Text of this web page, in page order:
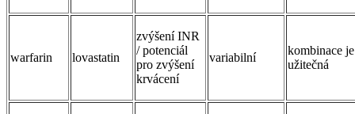
warfarin lovastatin
zvýšení INR
/ potenciál
pro zvýšení
krvácení
variabilní
kombinace je
užitečná